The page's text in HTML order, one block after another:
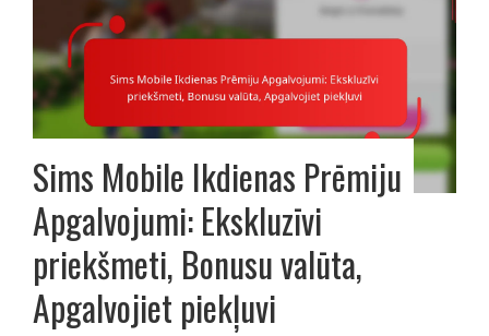
Sims Mobile Ikdienas Prēmiju
Apgalvojumi: Ekskluzīvi
priekšmeti, Bonusu valūta,
Apgalvojiet piekļuvi